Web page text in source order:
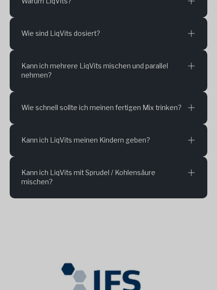
Wie sind LiqVits dosiert?
Kann ich mehrere LiqVits mischen und parallel
nehmen?
Wie schnell sollte ich meinen fertigen Mix trinken?
Kann ich LiqVits meinen Kindern geben?
Kann ich LiqVits mit Sprudel / Kohlensäure
mischen?